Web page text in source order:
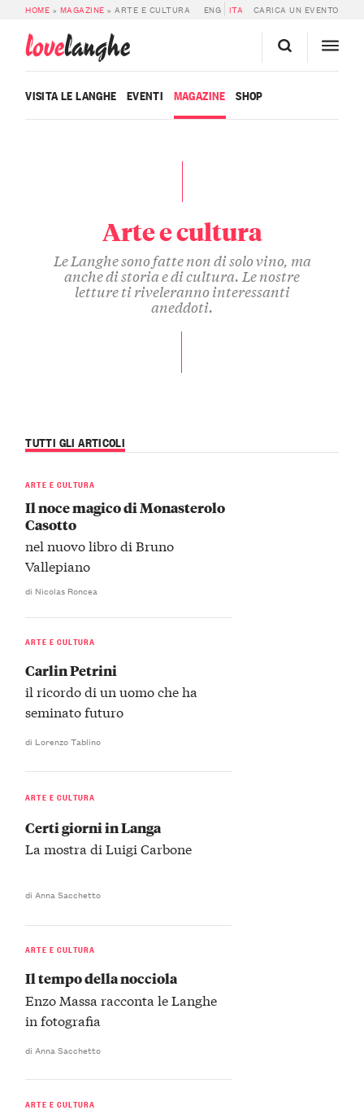
HOME » MAGAZINE »ARTE E CULTURA ENG ITA CARICA UN EVENTO
lovelanghe
VISITA LE LANGHE EVENTI MAGAZINE SHOP
Arte e cultura
Le Langhe sono fatte non di solo vino, ma
anche di storia e di cultura. Le nostre
letture ti riveleranno interessanti
aneddoti.
TUTTI GLI ARTICOLI
ARTE E CULTURA
Il noce magico di Monasterolo
Casotto
nel nuovo libro di Bruno
Vallepiano
di Nicolas Roncea
ARTE E CULTURA
Carlin Petrini
il ricordo di un uomo che ha
seminato futuro
di Lorenzo Tablino
ARTE E CULTURA
Certi giorni in Langa
La mostra di Luigi Carbone
di Anna Sacchetto
ARTE E CULTURA
Il tempo della nocciola
Enzo Massa racconta le Langhe
in fotografia
di Anna Sacchetto
ARTE E CULTURA